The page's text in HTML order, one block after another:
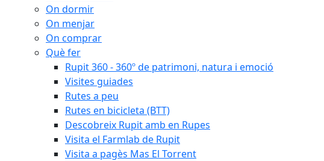
On dormir
On menjar
On comprar
Què fer
Rupit 360 - 360º de patrimoni, natura i emoció
Visites guiades
Rutes a peu
Rutes en bicicleta (BTT)
Descobreix Rupit amb en Rupes
Visita el Farmlab de Rupit
Visita a pagès Mas El Torrent